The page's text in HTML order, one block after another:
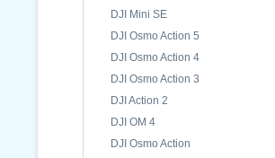
DJI Mini SE
DJI Osmo Action 5
DJI Osmo Action 4
DJI Osmo Action 3
DJI Action 2
DJI OM 4
DJI Osmo Action